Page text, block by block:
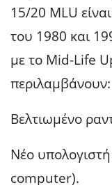
15/20 MLU
του 1980 και
με το Mid-Life
περιλαμβάνουν:
Βελτιωμένο
Νέο
computer).